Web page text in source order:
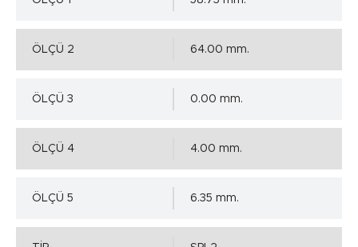
ÖLÇÜ 2 64.00 mm.
ÖLÇÜ 3 0.00 mm.
ÖLÇÜ 4 4.00 mm.
ÖLÇÜ 5 6.35 mm.